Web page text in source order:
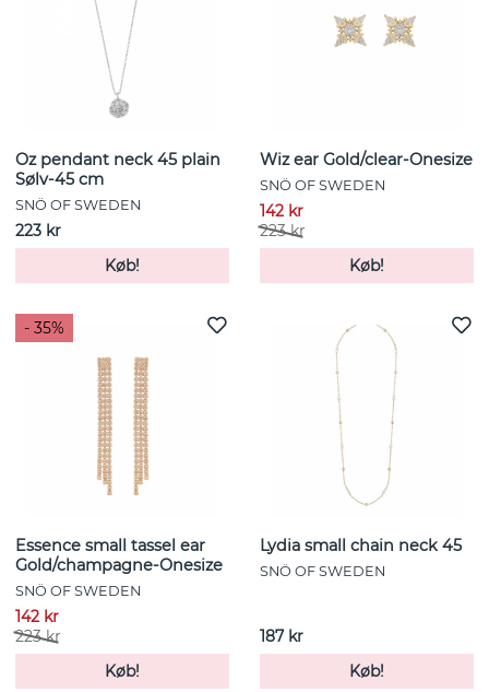
Oz pendant neck 45 plain
Sølv-45 cm
SNÖ OF SWEDEN
223 kr
Køb!
Wiz ear Gold/clear-Onesize
SNÖ OF SWEDEN
142 kr
223 kr
Køb!
- 35%
Essence small tassel ear
Gold/champagne-Onesize
SNÖ OF SWEDEN
142 kr
223 kr
Køb!
Lydia small chain neck 45
SNÖ OF SWEDEN
187 kr
Køb!